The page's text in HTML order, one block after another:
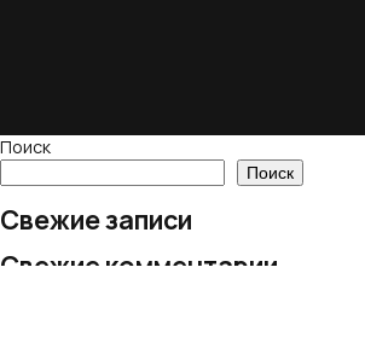
Поиск
Поиск
Свежие записи
Свежие комментарии